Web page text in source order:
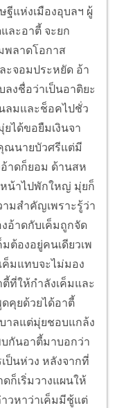
ฐีแห่งเมืองอุบลฯ ผู้
ละอาตี้ จะยก
พลาดโอกาส
ะจอมประหยัด อ้า
งชื่อว่าเป็นอาติยะ
ลมและช็อคไปชั่ว
ได้ขอยืมเงินจา
ณนายบัวศรีแต่มี
าดก็ยอม ด้านสห
น้าไปพักใหญ่ มุ่ยก็
มสำคัญเพราะรู้ว่า
อ้าดกับเค็มถูกจัด
ต้องอยู่คนเดียวเพ
ค็มแทบจะไม่มอง
ตี้ที่ให้กำลังเค็มและ
คุยด้วยได้อาตี้
าลแต่มุ่ยชอบแกล้ง
กันอาตี้มาบอกว่า
ป็นห่วง หลังจากที่
ก็เริ่มวางแผนให้
วหาว่าเค็มมีชู้แต่